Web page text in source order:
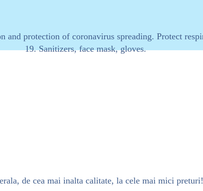
de cea mai inalta calitate, la cele mai mici preturi!